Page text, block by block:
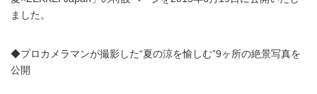
ました。
◆プロカメラマンが撮影した“夏の涼を愉しむ”9ヶ所の絶景写真を
公開